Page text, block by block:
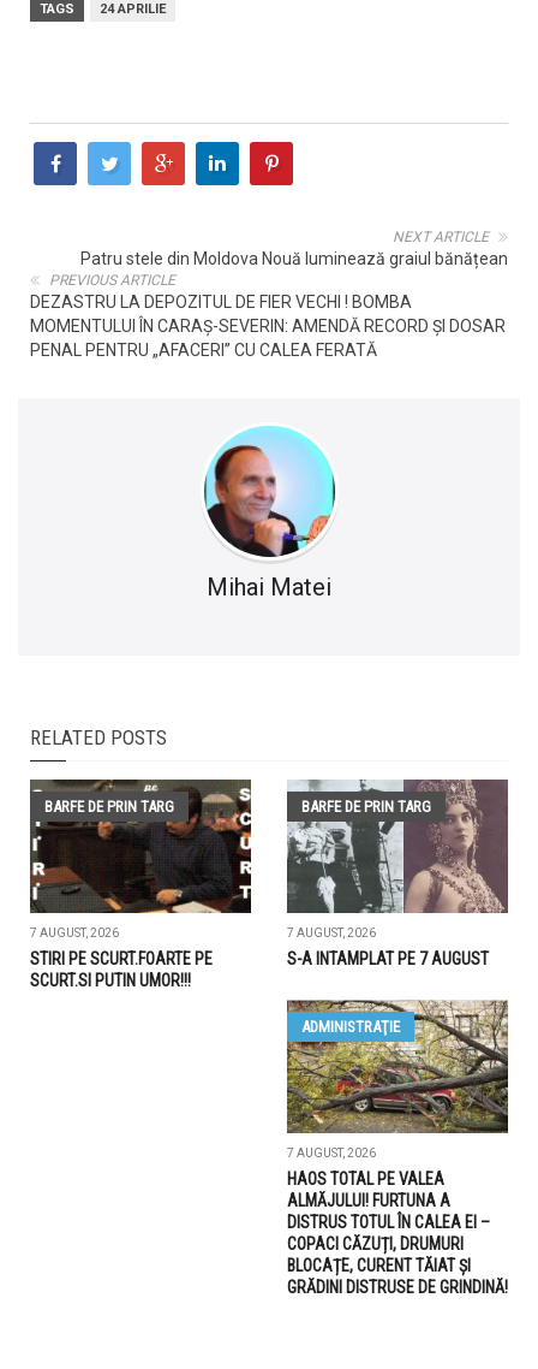
TAGS 24 APRILIE
NEXT ARTICLE
Patru stele din Moldova Nouă luminează graiul bănățean
PREVIOUS ARTICLE
DEZASTRU LA DEPOZITUL DE FIER VECHI ! BOMBA
MOMENTULUI ÎN CARAȘ-SEVERIN: AMENDĂ RECORD ȘI DOSAR
PENAL PENTRU „AFACERI” CU CALEA FERATĂ
Mihai Matei
RELATED POSTS
BARFE DE PRIN TARG
7 AUGUST, 2026
STIRI PE SCURT.FOARTE PE
SCURT.SI PUTIN UMOR!!!
BARFE DE PRIN TARG
7 AUGUST, 2026
S-A INTAMPLAT PE 7 AUGUST
ADMINISTRAŢIE
7 AUGUST, 2026
HAOS TOTAL PE VALEA
ALMĂJULUI! FURTUNA A
DISTRUS TOTUL ÎN CALEA EI –
COPACI CĂZUȚI, DRUMURI
BLOCAȚE, CURENT TĂIAT ȘI
GRĂDINI DISTRUSE DE GRINDINĂ!